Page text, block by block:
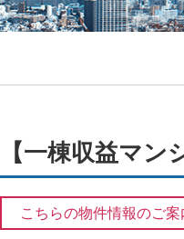
【一棟収益マ
こちらの物件情報のご案